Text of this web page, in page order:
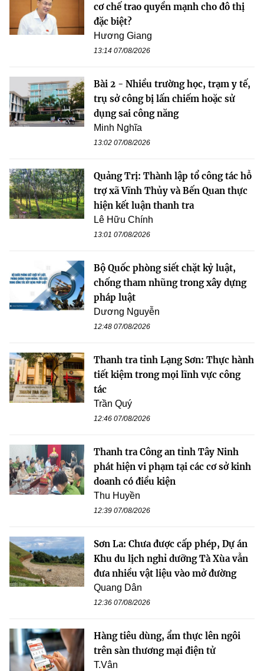
cơ chế trao quyền mạnh cho đô thị
đặc biệt?
Hương Giang
13:14 07/08/2026
Bài 2 - Nhiều trường học, trạm y tế,
trụ sở công bị lấn chiếm hoặc sử
dụng sai công năng
Minh Nghĩa
13:02 07/08/2026
Quảng Trị: Thành lập tổ công tác hỗ
trợ xã Vĩnh Thủy và Bến Quan thực
hiện kết luận thanh tra
Lê Hữu Chính
13:01 07/08/2026
Bộ Quốc phòng siết chặt kỷ luật,
chống tham nhũng trong xây dựng
pháp luật
Dương Nguyễn
12:48 07/08/2026
Thanh tra tỉnh Lạng Sơn: Thực hành
tiết kiệm trong mọi lĩnh vực công
tác
Trần Quý
12:46 07/08/2026
Thanh tra Công an tỉnh Tây Ninh
phát hiện vi phạm tại các cơ sở kinh
doanh có điều kiện
Thu Huyền
12:39 07/08/2026
Sơn La: Chưa được cấp phép, Dự án
Khu du lịch nghỉ dưỡng Tà Xùa vẫn
đưa nhiều vật liệu vào mở đường
Quang Dân
12:36 07/08/2026
Hàng tiêu dùng, ẩm thực lên ngôi
trên sàn thương mại điện tử
T.Vân